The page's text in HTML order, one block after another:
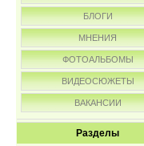
БЛОГИ
МНЕНИЯ
ФОТОАЛЬБОМЫ
ВИДЕОСЮЖЕТЫ
ВАКАНСИИ
Разделы